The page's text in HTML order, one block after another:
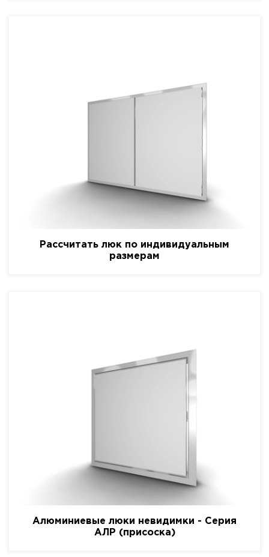
Рассчитать люк по индивидуальным
размерам
Алюминиевые люки невидимки - Серия
АЛР (присоска)